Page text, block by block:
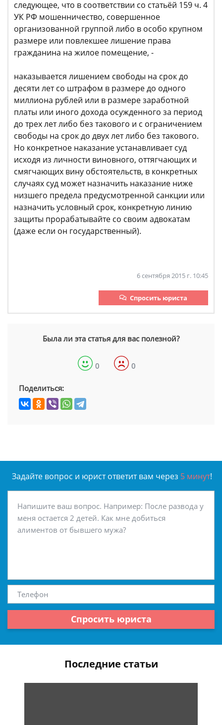
следующее, что в соответствии со статьёй 159 ч. 4
УК РФ мошенничество, совершенное
организованной группой либо в особо крупном
размере или повлекшее лишение права
гражданина на жилое помещение, -
наказывается лишением свободы на срок до
десяти лет со штрафом в размере до одного
миллиона рублей или в размере заработной
платы или иного дохода осужденного за период
до трех лет либо без такового и с ограничением
свободы на срок до двух лет либо без такового.
Но конкретное наказание устанавливает суд
исходя из личности виновного, оттягчающих и
смягчающих вину обстоятельств, в конкретных
случаях суд может назначить наказание ниже
низшего предела предусмотренной санкции или
назначить условный срок, конкретную линию
защиты прорабатывайте со своим адвокатам
(даже если он государственный).
6 сентября 2015 г. 10:45
Спросить юриста
Была ли эта статья для вас полезной?
0 0
Поделиться:
Задайте вопрос и юрист ответит вам через 5 минут!
Спросить юриста
Последние статьи